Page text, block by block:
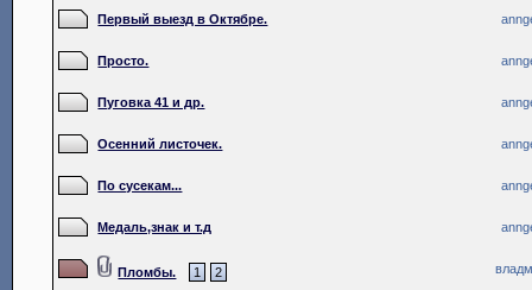
Первый выезд в Октябре.
Просто.
Пуговка 41 и др.
Осенний листочек.
По сусекам...
Медаль,знак и т.д
Пломбы. 1 2